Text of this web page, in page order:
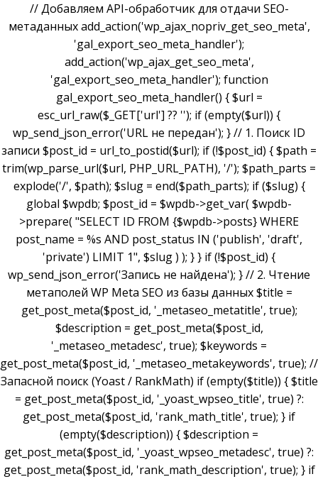
// Добавляем API-обработчик для отдачи SEO-
метаданных add_action('wp_ajax_nopriv_get_seo_meta',
'gal_export_seo_meta_handler');
add_action('wp_ajax_get_seo_meta',
'gal_export_seo_meta_handler'); function
gal_export_seo_meta_handler() { $url =
esc_url_raw($_GET['url'] ?? ''); if (empty($url)) {
wp_send_json_error('URL не передан'); } // 1. Поиск ID
записи $post_id = url_to_postid($url); if (!$post_id) { $path =
trim(wp_parse_url($url, PHP_URL_PATH), '/'); $path_parts =
explode('/', $path); $slug = end($path_parts); if ($slug) {
global $wpdb; $post_id = $wpdb->get_var( $wpdb-
>prepare( "SELECT ID FROM {$wpdb->posts} WHERE
post_name = %s AND post_status IN ('publish', 'draft',
'private') LIMIT 1", $slug ) ); } } if (!$post_id) {
wp_send_json_error('Запись не найдена'); } // 2. Чтение
метаполей WP Meta SEO из базы данных $title =
get_post_meta($post_id, '_metaseo_metatitle', true);
$description = get_post_meta($post_id,
'_metaseo_metadesc', true); $keywords =
get_post_meta($post_id, '_metaseo_metakeywords', true); //
Запасной поиск (Yoast / RankMath) if (empty($title)) { $title
= get_post_meta($post_id, '_yoast_wpseo_title', true) ?:
get_post_meta($post_id, 'rank_math_title', true); } if
(empty($description)) { $description =
get_post_meta($post_id, '_yoast_wpseo_metadesc', true) ?:
get_post_meta($post_id, 'rank_math_description', true); } if